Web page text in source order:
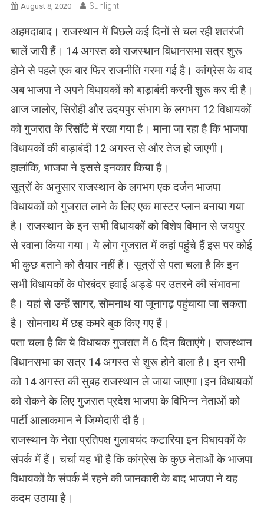
August 8, 2020 Sunlight
अहमदाबाद। राजस्थान में पिछले कई दिनों से चल रही शतरंजी
चालें जारी हैं। 14 अगस्त को राजस्थान विधानसभा सत्र शुरू
होने से पहले एक बार फिर राजनीति गरमा गई है। कांग्रेस के बाद
अब भाजपा ने अपने विधायकों को बाड़ाबंदी करनी शुरू कर दी है।
आज जालोर, सिरोही और उदयपुर संभाग के लगभग 12 विधायकों
को गुजरात के रिसॉर्ट में रखा गया है। माना जा रहा है कि भाजपा
विधायकों की बाड़ाबंदी 12 अगस्त से और तेज हो जाएगी।
हालांकि, भाजपा ने इससे इनकार किया है।
सूत्रों के अनुसार राजस्थान के लगभग एक दर्जन भाजपा
विधायकों को गुजरात लाने के लिए एक मास्टर प्लान बनाया गया
है। राजस्थान के इन सभी विधायकों को विशेष विमान से जयपुर
से रवाना किया गया। ये लोग गुजरात में कहां पहुंचे हैं इस पर कोई
भी कुछ बताने को तैयार नहीं हैं। सूत्रों से पता चला है कि इन
सभी विधायकों के पोरबंदर हवाई अड्डे पर उतरने की संभावना
है। यहां से उन्हें सागर, सोमनाथ या जूनागढ़ पहुंचाया जा सकता
है। सोमनाथ में छह कमरे बुक किए गए हैं।
पता चला है कि ये विधायक गुजरात में 6 दिन बिताएंगे। राजस्थान
विधानसभा का सत्र 14 अगस्त से शुरू होने वाला है। इन सभी
को 14 अगस्त की सुबह राजस्थान ले जाया जाएगा।इन विधायकों
को रोकने के लिए गुजरात प्रदेश भाजपा के विभिन्न नेताओं को
पार्टी आलाकमान ने जिम्मेदारी दी है।
राजस्थान के नेता प्रतिपक्ष गुलाबचंद कटारिया इन विधायकों के
संपर्क में हैं। चर्चा यह भी है कि कांग्रेस के कुछ नेताओं के भाजपा
विधायकों के संपर्क में रहने की जानकारी के बाद भाजपा ने यह
कदम उठाया है।